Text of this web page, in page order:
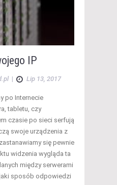
IP
| Lip 13, 2017
po Internecie
tabletu, czy
czasie po sieci serfują
swoje urządzenia z
się pewnie
widzenia wygląda ta
między serwerami
sposób odpowiedzi